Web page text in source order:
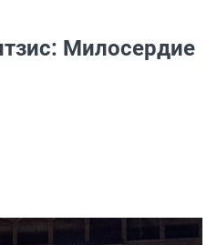
Милосердие